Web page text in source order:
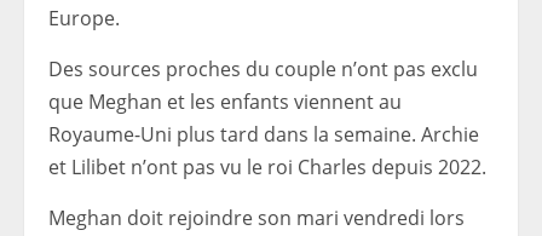
Europe.
Des sources proches du couple n’ont pas exclu
que Meghan et les enfants viennent au
Royaume-Uni plus tard dans la semaine. Archie
et Lilibet n’ont pas vu le roi Charles depuis 2022.
Meghan doit rejoindre son mari vendredi lors